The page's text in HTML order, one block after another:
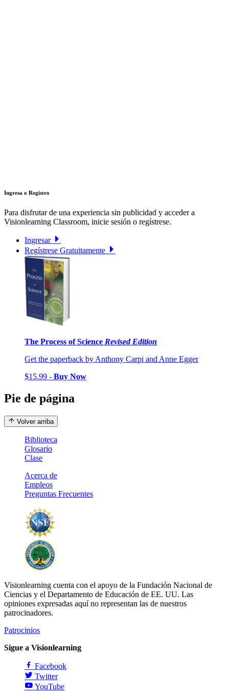
Ingresa o Registro
Para disfrutar de una experiencia sin publicidad y acceder a
Visionlearning Classroom, inicie sesión o regístrese.
Ingresar
Regístrese Gratuitamente
The Process of Science Revised Edition
Get the paperback by Anthony Carpi and Anne Egger
$15.99 - Buy Now
Pie de página
Volver arriba
Biblioteca
Glosario
Clase
Acerca de
Empleos
Preguntas Frecuentes
Visionlearning cuenta con el apoyo de la Fundación Nacional de
Ciencias y el Departamento de Educación de EE. UU. Las
opiniones expresadas aquí no representan las de nuestros
patrocinadores.
Patrocinios
Sigue a Visionlearning
Facebook
Twitter
YouTube